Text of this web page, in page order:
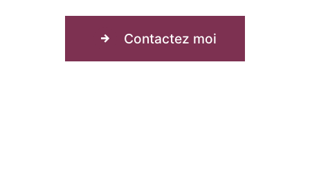
Contactez moi